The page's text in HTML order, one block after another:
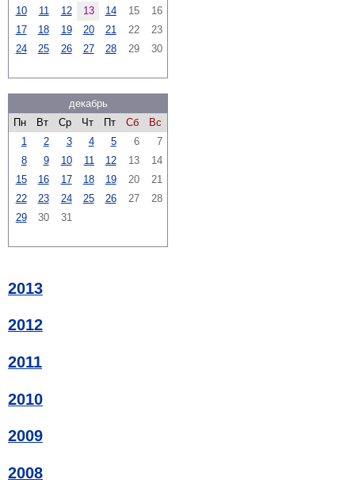
10
11 12 13 14 15
16
17
18 19 20 21 22
23
24
25 26 27 28 29 30
декабрь
Пн
Вт Ср Чт Пт Сб
Вс
1
2 3 4 5 6
7
8
9 10 11 12 13
14
15
16 17 18 19 20
21
22
23 24 25 26 27
28
29
30 31
2013
2012
2011
2010
2009
2008